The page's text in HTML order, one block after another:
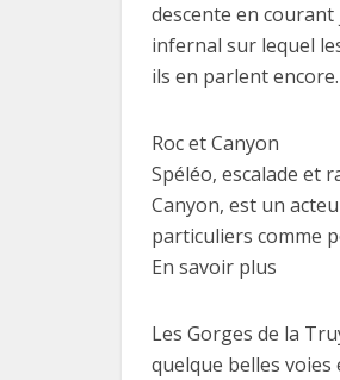
descente en
infernal sur lequel
ils en parlent encore.
Roc et Canyon
Spéléo, escalade et
Canyon, est un
particuliers comme
En savoir plus
Les Gorges de la
quelque belles voies